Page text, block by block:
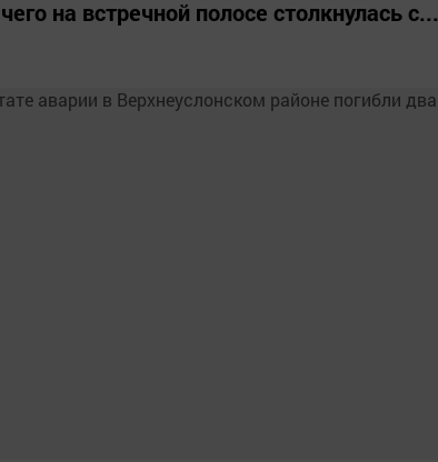
на встречной полосе столкнулась с...